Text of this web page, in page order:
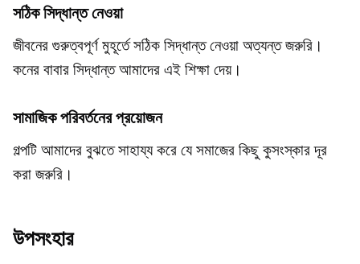
সঠিক সিদ্ধান্ত নেওয়া
জীবনের গুরুত্বপূর্ণ মুহূর্তে সঠিক সিদ্ধান্ত নেওয়া অত্যন্ত জরুরি।
কনের বাবার সিদ্ধান্ত আমাদের এই শিক্ষা দেয়।
সামাজিক পরিবর্তনের প্রয়োজন
গল্পটি আমাদের বুঝতে সাহায্য করে যে সমাজের কিছু কুসংস্কার দূর
করা জরুরি।
উপসংহার